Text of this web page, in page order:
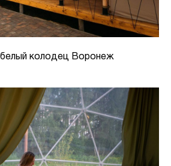
белый колодец Воронеж